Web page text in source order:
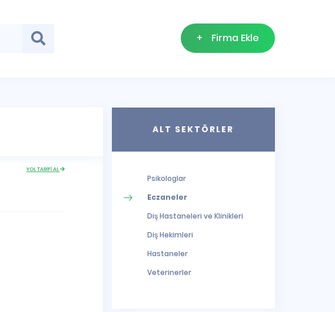
+ Firma Ekle
YOL TARİFİ AL
ALT SEKTÖRLER
Psikologlar
Eczaneler
Diş Hastaneleri ve Klinikleri
Diş Hekimleri
Hastaneler
Veterinerler